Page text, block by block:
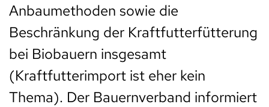
Anbaumethoden sowie die
Beschränkung der Kraftfutterfütterung
bei Biobauern insgesamt
(Kraftfutterimport ist eher kein
Thema). Der Bauernverband informiert